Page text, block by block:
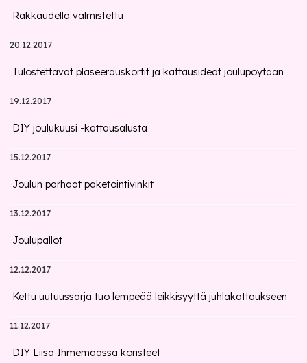
Rakkaudella valmistettu
20.12.2017
Tulostettavat plaseerauskortit ja kattausideat joulupöytään
19.12.2017
DIY joulukuusi -kattausalusta
15.12.2017
Joulun parhaat paketointivinkit
13.12.2017
Joulupallot
12.12.2017
Kettu uutuussarja tuo lempeää leikkisyyttä juhlakattaukseen
11.12.2017
DIY Liisa Ihmemaassa koristeet